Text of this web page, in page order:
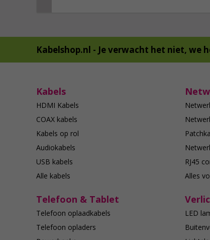
Kabelshop.nl - Je verwacht het niet, we
Kabels
HDMI Kabels
COAX kabels
Kabels op rol
Audiokabels
USB kabels
Alle kabels
RJ45
Alles
Telefoon & Tablet
Telefoon oplaadkabels
Telefoon opladers
LED